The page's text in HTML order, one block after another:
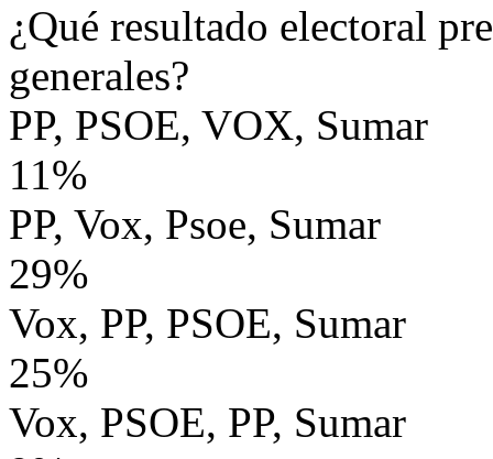
¿Qué resultado electoral
generales?
PP, PSOE, VOX, Sumar
11%
PP, Vox, Psoe, Sumar
29%
Vox, PP, PSOE, Sumar
25%
Vox, PSOE, PP, Sumar